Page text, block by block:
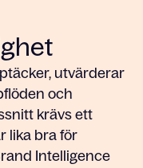
utvärderar
och
krävs ett
lika bra för
Intelligence